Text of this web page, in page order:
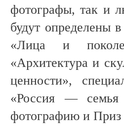
фотографы, так и
будут определены
«Лица и
«Архитектура и
ценности»,
«Россия —
фотографию и Приз